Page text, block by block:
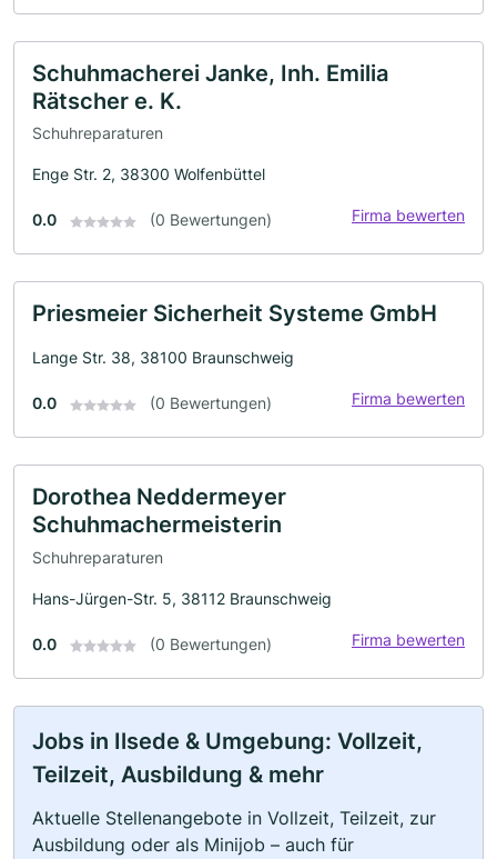
Schuhmacherei Janke, Inh. Emilia
Rätscher e. K.
Schuhreparaturen
Enge Str. 2, 38300 Wolfenbüttel
0.0 (0 Bewertungen) Firma bewerten
Priesmeier Sicherheit Systeme GmbH
Lange Str. 38, 38100 Braunschweig
0.0 (0 Bewertungen) Firma bewerten
Dorothea Neddermeyer
Schuhmachermeisterin
Schuhreparaturen
Hans-Jürgen-Str. 5, 38112 Braunschweig
0.0 (0 Bewertungen) Firma bewerten
Jobs in Ilsede & Umgebung: Vollzeit,
Teilzeit, Ausbildung & mehr
Aktuelle Stellenangebote in Vollzeit, Teilzeit, zur
Ausbildung oder als Minijob – auch für